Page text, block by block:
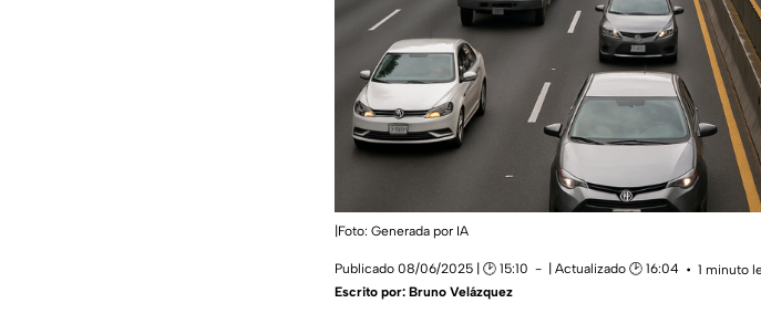
|Foto: Generada por IA
Publicado 08/06/2025 | 🕑 15:10 | Actualizado 🕑 16:04
1 minuto
Escrito por: Bruno Velázquez